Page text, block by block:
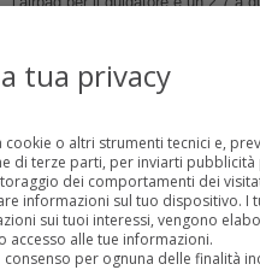
generazione – venuto alla luce nel
ancora troppo piccolo per gli
arriva un restyling che coinvolge
vecchio V6 viene rimpiazzato da
V8 sale a quota 286 CV (per poi
Fonte
tua privacy
cookie o altri strumenti tecnici e,
di terze parti, per inviarti
dei comportamenti dei
informazioni sul tuo dispositivo.
sui tuoi interessi, vengono
accesso alle tue informazioni.
consenso per ognuna delle finalità